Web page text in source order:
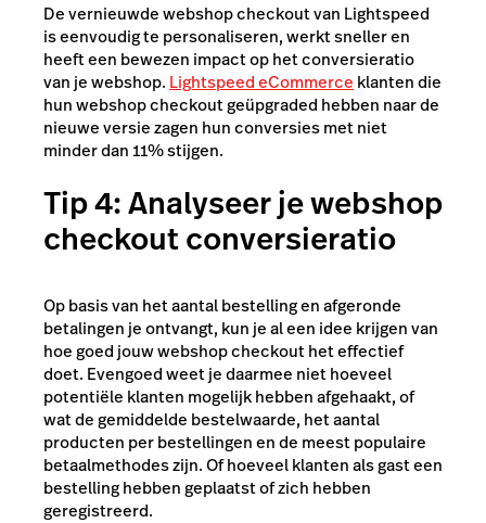
De vernieuwde webshop checkout van Lightspeed
is eenvoudig te personaliseren, werkt sneller en
heeft een bewezen impact op het conversieratio
van je webshop. Lightspeed eCommerce klanten die
hun webshop checkout geüpgraded hebben naar de
nieuwe versie zagen hun conversies met niet
minder dan 11% stijgen.
Tip 4: Analyseer je webshop
checkout conversieratio
Op basis van het aantal bestelling en afgeronde
betalingen je ontvangt, kun je al een idee krijgen van
hoe goed jouw webshop checkout het effectief
doet. Evengoed weet je daarmee niet hoeveel
potentiële klanten mogelijk hebben afgehaakt, of
wat de gemiddelde bestelwaarde, het aantal
producten per bestellingen en de meest populaire
betaalmethodes zijn. Of hoeveel klanten als gast een
bestelling hebben geplaatst of zich hebben
geregistreerd.